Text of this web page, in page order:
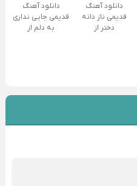
دانلود آهنگ
قدیمی ناز دانه
دختر از
دانلود آهنگ
قدیمی جایی نداری
به دلم از